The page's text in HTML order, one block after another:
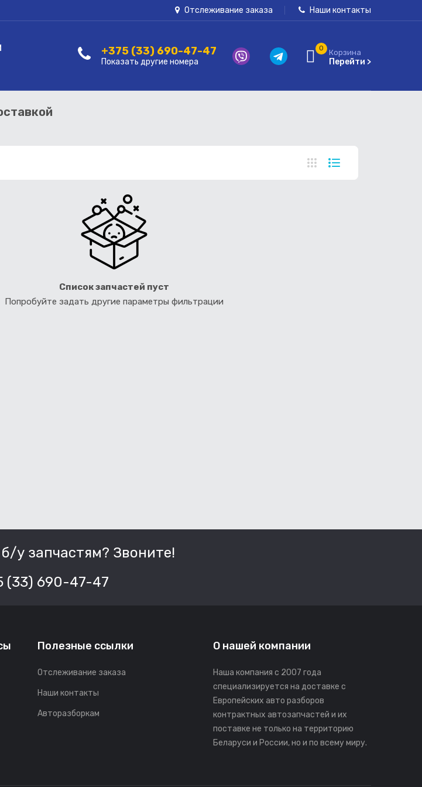
Отслеживание заказа Наши контакты
+375 (33) 690-47-47
Показать другие номера
0 Корзина
Перейти >
Список запчастей пуст
Попробуйте задать другие параметры фильтрации
у запчастям? Звоните!
(33) 690-47-47
Полезные ссылки
Отслеживание заказа
Наши контакты
Авторазборкам
О нашей компании
Наша компания с 2007 года
специализируется на доставке с
Европейских авто разборов
контрактных автозапчастей и их
поставке не только на территорию
Беларуси и России, но и по всему миру.